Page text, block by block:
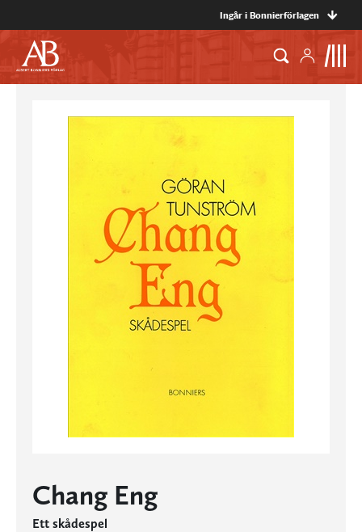
Ingår i Bonnierförlagen
Chang Eng
Ett skådespel